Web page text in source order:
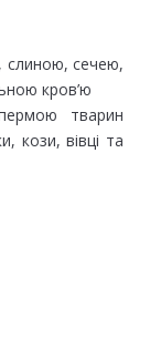
слиною, сечею,
кров’ю
тварин
кози, вівці та